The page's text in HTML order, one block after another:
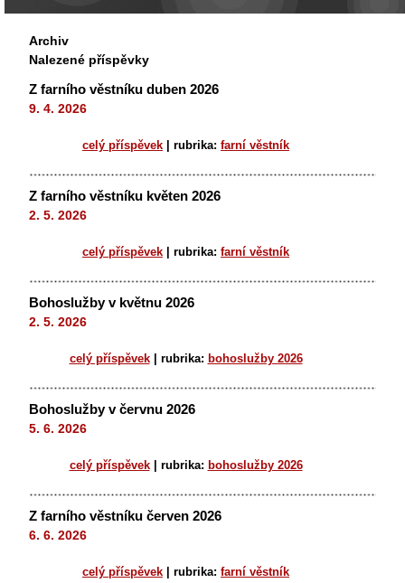
Archiv
Nalezené příspěvky
Z farního věstníku duben 2026
9. 4. 2026
celý příspěvek rubrika: farní věstník
Z farního věstníku květen 2026
2. 5. 2026
celý příspěvek rubrika: farní věstník
Bohoslužby v květnu 2026
2. 5. 2026
celý příspěvek rubrika: bohoslužby 2026
Bohoslužby v červnu 2026
5. 6. 2026
celý příspěvek rubrika: bohoslužby 2026
Z farního věstníku červen 2026
6. 6. 2026
celý příspěvek rubrika: farní věstník